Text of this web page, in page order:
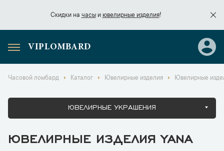
Скидки на часыи ювелирные изделия!
Скидки начасы
VIPLOMBARD
Часовой ломбард Каталог Ювелирные изделия Ювелирные
ЮВЕЛИРНЫЕ УКРАШЕНИЯ
ЮВЕЛИРНЫЕ ИЗДЕЛИЯ YANA